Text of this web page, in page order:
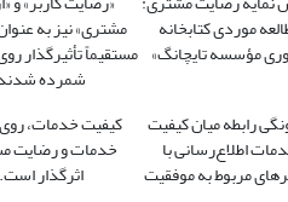
موردی کتابخانه
مؤسسه تایچانگ»
مشتری» نیز به
مستقیماً تأثیرگذار
شمرده
رابطه میان کیفیت
اطلاع‌رسانی با
مربوط به موفقیت
کیفیت خدمات،
خدمات و رضایت
اثرگذار